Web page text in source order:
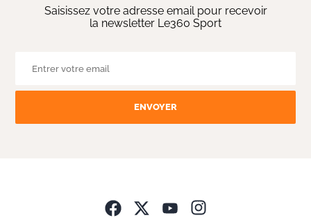
Saisissez votre adresse email pour recevoir
la newsletter Le360 Sport
ENVOYER